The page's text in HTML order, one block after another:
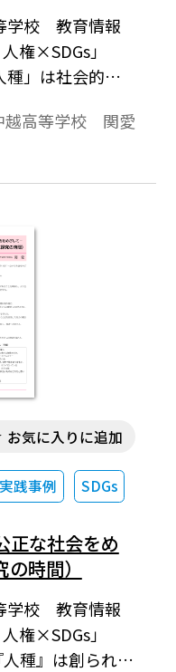
学校 教育情報
権×SDGs」
種」は社会的に
考えを深めて発
に気付き，人
越高等学校 関愛
実践事例 SDGs
お気に入りに追加
正な社会をめ
時間）
学校 教育情報
権×SDGs」
人種』は創られた